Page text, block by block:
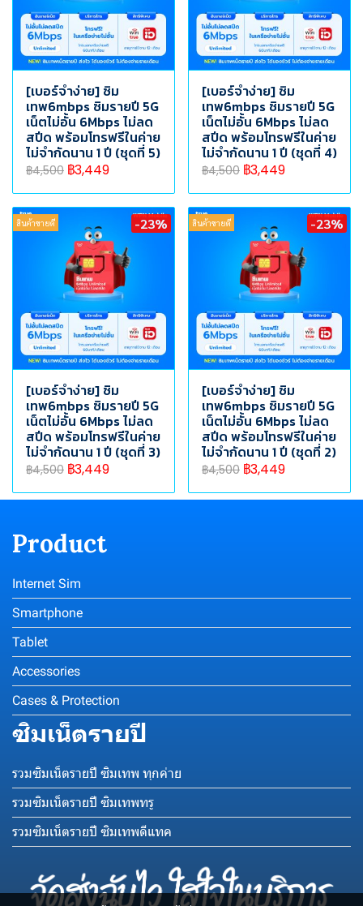
[เบอร์จำง่าย] ซิม
เทพ6mbps ซิมรายปี 5G
เน็ตไม่อั้น 6Mbps ไม่ลด
สปีด พร้อมโทรฟรีในค่าย
ไม่จำกัดนาน 1 ปี (ชุดที่ 5)
฿4,500 ฿3,449
[เบอร์จำง่าย] ซิม
เทพ6mbps ซิมรายปี 5G
เน็ตไม่อั้น 6Mbps ไม่ลด
สปีด พร้อมโทรฟรีในค่าย
ไม่จำกัดนาน 1 ปี (ชุดที่ 4)
฿4,500 ฿3,449
สินค้าขายดี -23%
[เบอร์จำง่าย] ซิม
เทพ6mbps ซิมรายปี 5G
เน็ตไม่อั้น 6Mbps ไม่ลด
สปีด พร้อมโทรฟรีในค่าย
ไม่จำกัดนาน 1 ปี (ชุดที่ 3)
฿4,500 ฿3,449
สินค้าขายดี -23%
[เบอร์จำง่าย] ซิม
เทพ6mbps ซิมรายปี 5G
เน็ตไม่อั้น 6Mbps ไม่ลด
สปีด พร้อมโทรฟรีในค่าย
ไม่จำกัดนาน 1 ปี (ชุดที่ 2)
฿4,500 ฿3,449
Product
Internet Sim
Smartphone
Tablet
Accessories
Cases & Protection
ซิมเน็ตรายปี
รวมซิมเน็ตรายปี ซิมเทพ ทุกค่าย
รวมซิมเน็ตรายปี ซิมเทพทรู
รวมซิมเน็ตรายปี ซิมเทพดีแทค